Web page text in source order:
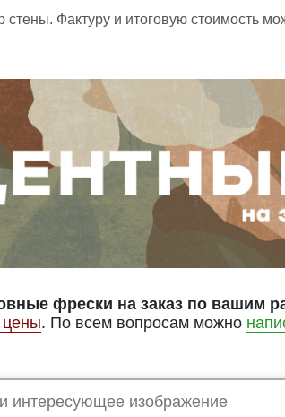
Фактуру и итоговую стоимость
фрески на заказ по вашим
. По всем вопросам можно